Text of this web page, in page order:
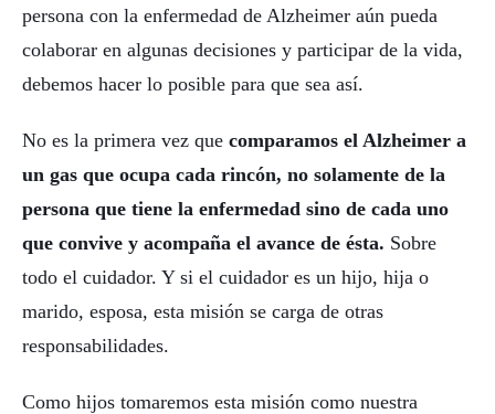
persona con la enfermedad de Alzheimer aún pueda
colaborar en algunas decisiones y participar de la vida,
debemos hacer lo posible para que sea así.
No es la primera vez que comparamos el Alzheimer a
un gas que ocupa cada rincón, no solamente de la
persona que tiene la enfermedad sino de cada uno
que convive y acompaña el avance de ésta. Sobre
todo el cuidador. Y si el cuidador es un hijo, hija o
marido, esposa, esta misión se carga de otras
responsabilidades.
Como hijos tomaremos esta misión como nuestra